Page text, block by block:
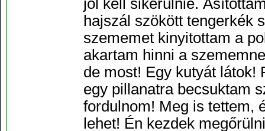
jól kell sikerülnie.
hajszál szökött tengerkék
szememet kinyitottam a
akartam hinni a
de most! Egy kutyát látok!
egy pillanatra becsuktam
fordulnom! Meg is tettem,
lehet! Én kezdek